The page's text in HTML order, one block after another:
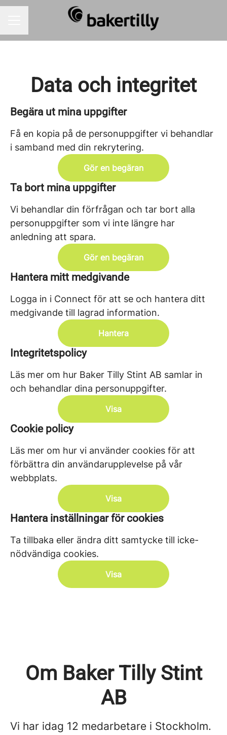
Data och integritet
Begära ut mina uppgifter
Få en kopia på de personuppgifter vi behandlar
i samband med din rekrytering.
Gör en begäran
Ta bort mina uppgifter
Vi behandlar din förfrågan och tar bort alla
personuppgifter som vi inte längre har
anledning att spara.
Gör en begäran
Hantera mitt medgivande
Logga in i Connect för att se och hantera ditt
medgivande till lagrad information.
Hantera
Integritetspolicy
Läs mer om hur Baker Tilly Stint AB samlar in
och behandlar dina personuppgifter.
Visa
Cookie policy
Läs mer om hur vi använder cookies för att
förbättra din användarupplevelse på vår
webbplats.
Visa
Hantera inställningar för cookies
Ta tillbaka eller ändra ditt samtycke till icke-
nödvändiga cookies.
Visa
Om Baker Tilly Stint
AB
Vi har idag 12 medarbetare i Stockholm.